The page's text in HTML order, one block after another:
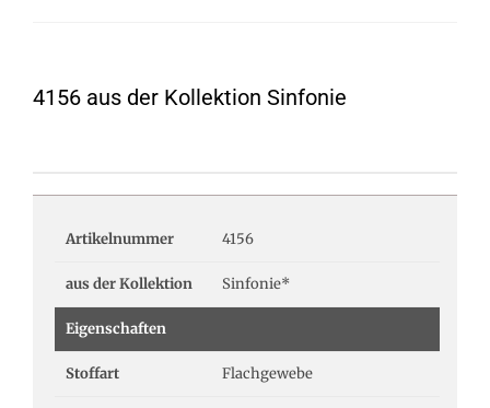
4156 aus der Kollektion Sinfonie
Artikelnummer 4156
aus der Kollektion Sinfonie*
Eigenschaften
Stoffart Flachgewebe